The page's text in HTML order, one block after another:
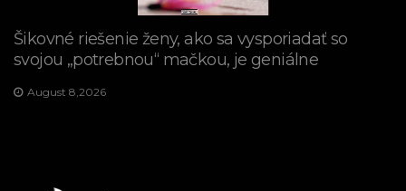
Šikovné riešenie ženy, ako sa vysporiadať so
svojou „potrebnou“ mačkou, je geniálne
August 8,2026